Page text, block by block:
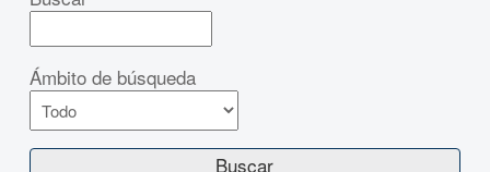
Ámbito de búsqueda